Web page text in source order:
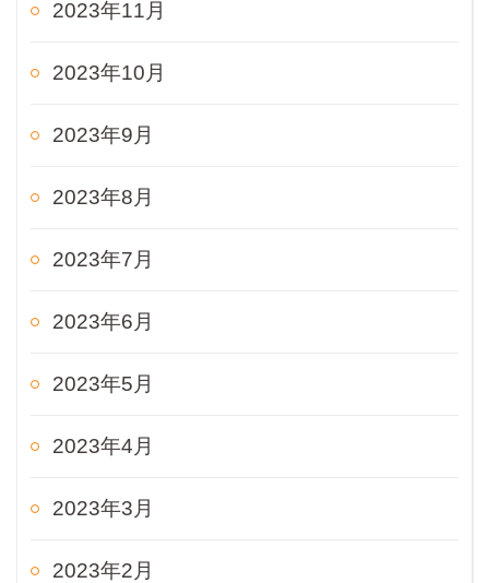
2023年11月
2023年10月
2023年9月
2023年8月
2023年7月
2023年6月
2023年5月
2023年4月
2023年3月
2023年2月